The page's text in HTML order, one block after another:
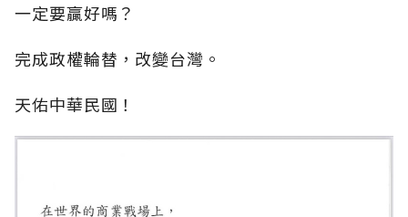
一定要贏好嗎？
完成政權輪替，改變台灣。
天佑中華民國！